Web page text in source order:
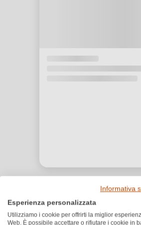
Premi e
Informativa
Esperienza personalizzata
Utilizziamo i cookie per offrirti la miglior
Web. È possibile accettare o rifiutare i cookie in